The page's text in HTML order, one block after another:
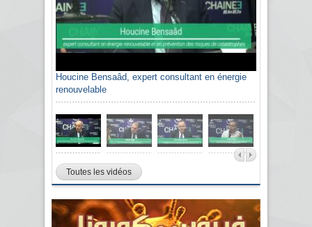
Houcine Bensaâd, expert consultant en énergie
renouvelable
Toutes les vidéos